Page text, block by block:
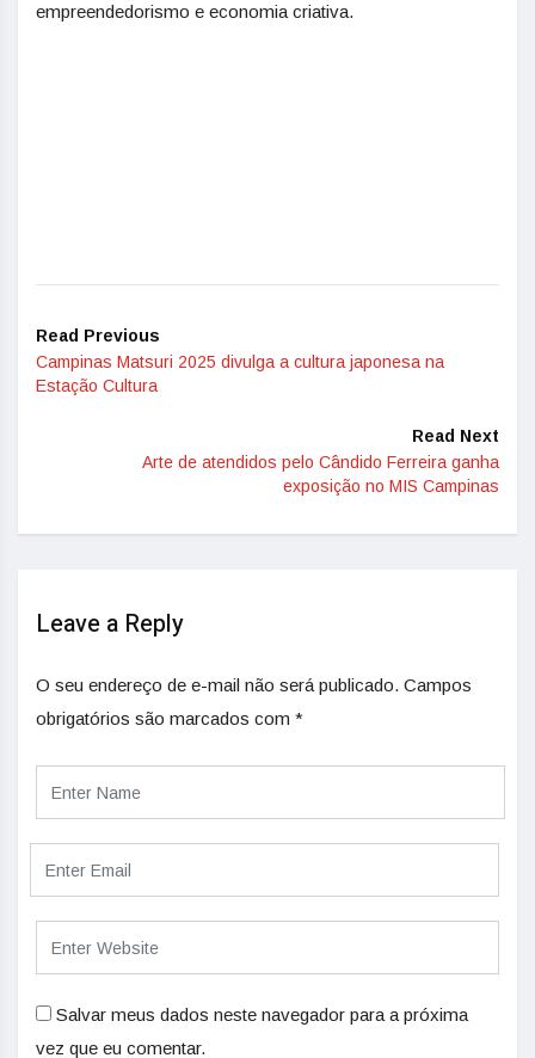
empreendedorismo e economia criativa.
Read Previous
Campinas Matsuri 2025 divulga a cultura japonesa na
Estação Cultura
Read Next
Arte de atendidos pelo Cândido Ferreira ganha
exposição no MIS Campinas
Leave a Reply
O seu endereço de e-mail não será publicado. Campos
obrigatórios são marcados com *
Salvar meus dados neste navegador para a próxima
vez que eu comentar.